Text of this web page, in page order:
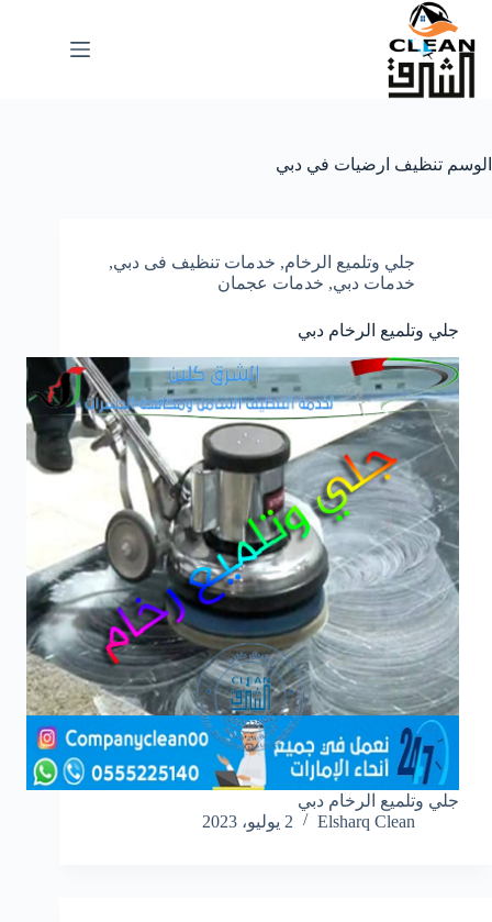
التجاوز
المحتوى
الوسم تنظيف ارضيات في دبي
جلي وتلميع الرخام, خدمات تنظيف فى دبي,
خدمات دبي, خدمات عجمان
جلي وتلميع الرخام دبي
جلي وتلميع الرخام دبي
Elsharq Clean
2 يوليو، 2023